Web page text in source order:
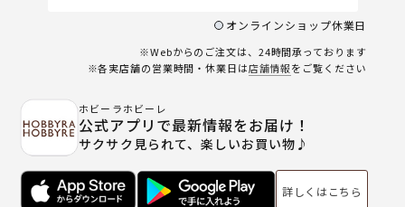
オンラインショップ休業日
※Webからのご注文は、24時間承っております
※各実店舗の営業時間・休業日は店舗情報をご覧ください
ホビーラホビーレ
公式アプリで最新情報をお届け！
サクサク見られて、楽しいお買い物♪
詳しくはこちら